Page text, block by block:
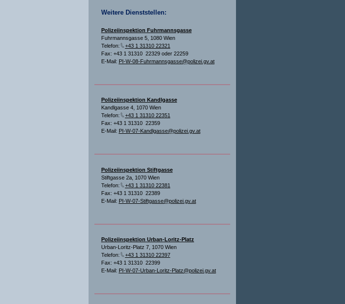
Weitere Dienststellen:
Polizeiinspektion Fuhrmannsgasse
Fuhrmannsgasse 5, 1080 Wien
Telefon:
+43 1 31310 22321
Fax: +43 1 31310 22329 oder 22259
E-Mail: PI-W-08-Fuhrmannsgasse@polizei.gv.at
Polizeiinspektion Kandlgasse
Kandlgasse 4, 1070 Wien
Telefon:
+43 1 31310 22351
Fax: +43 1 31310 22359
E-Mail: PI-W-07-Kandlgasse@polizei.gv.at
Polizeiinspektion Stiftgasse
Stiftgasse 2a, 1070 Wien
Telefon:
+43 1 31310 22381
Fax: +43 1 31310 22389
E-Mail: PI-W-07-Stiftgasse@polizei.gv.at
Polizeiinspektion Urban-Loritz-Platz
Urban-Loritz-Platz 7, 1070 Wien
Telefon:
+43 1 31310 22397
Fax: +43 1 31310 22399
E-Mail: PI-W-07-Urban-Loritz-Platz@polizei.gv.at